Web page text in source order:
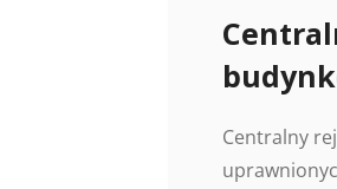
Centralny